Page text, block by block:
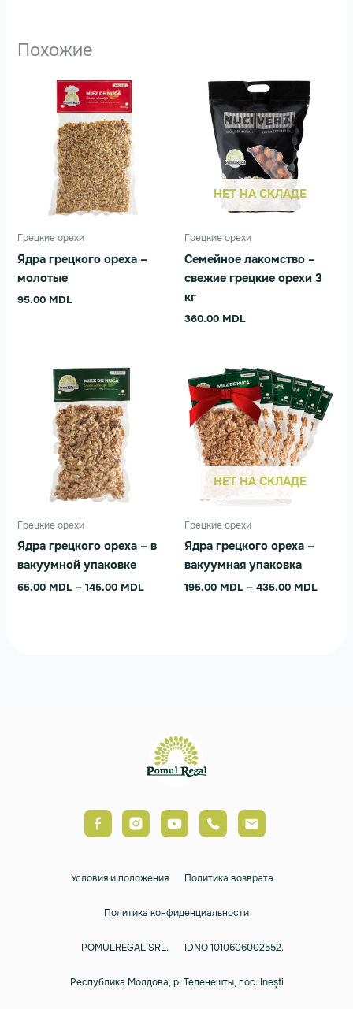
Похожие
Грецкие орехи
Ядра грецкого ореха –
молотые
95.00 MDL
НЕТ НА СКЛАДЕ
Грецкие орехи
Семейное лакомство –
свежие грецкие орехи 3
кг
360.00 MDL
Грецкие орехи
Ядра грецкого ореха – в
вакуумной упаковке
65.00 MDL – 145.00 MDL
65.00 MDL
145.00 MDL
несколько
вариаций.
можно
выбрать
на
странице
товара.
НЕТ НА СКЛАДЕ
Грецкие орехи
Ядра грецкого ореха –
вакуумная упаковка
195.00 MDL – 435.00 MDL
195.00
–
товар
имеет
несколько
вариаций.
Опции
можно
выбрать
на
странице
товара.
Условия и положения Политика возврата
Политика конфиденциальности
POMULREGAL SRL. IDNO 1010606002552.
Республика Молдова, р. Теленешты, пос. Inești